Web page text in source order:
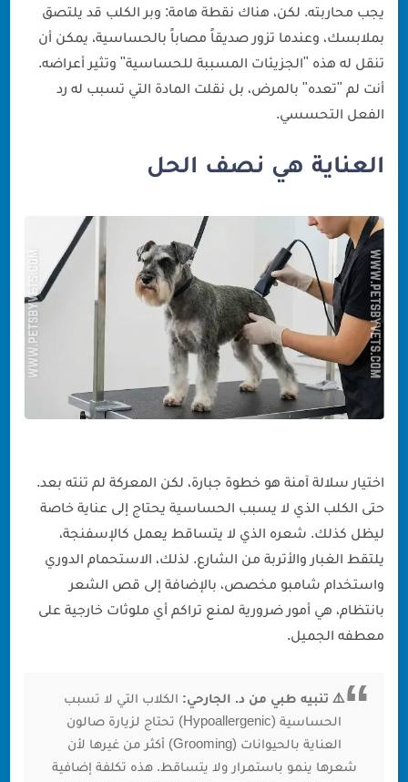
يجب محاربته. لكن، هناك نقطة هامة: وبر الكلب قد يلتصق
بملابسك، وعندما تزور صديقاً مصاباً بالحساسية، يمكن أن
تنقل له هذه "الجزيئات المسببة للحساسية" وتثير أعراضه.
أنت لم "تعده" بالمرض، بل نقلت المادة التي تسبب له رد
الفعل التحسسي.
العناية هي نصف الحل
اختيار سلالة آمنة هو خطوة جبارة، لكن المعركة لم تنته بعد.
حتى الكلب الذي لا يسبب الحساسية يحتاج إلى عناية خاصة
ليظل كذلك. شعره الذي لا يتساقط يعمل كالإسفنجة،
يلتقط الغبار والأتربة من الشارع. لذلك، الاستحمام الدوري
واستخدام شامبو مخصص، بالإضافة إلى قص الشعر
بانتظام، هي أمور ضرورية لمنع تراكم أي ملوثات خارجية على
معطفه الجميل.
⚠️ تنبيه طبي من د. الجارحي: الكلاب التي لا تسبب
الحساسية (Hypoallergenic) تحتاج لزيارة صالون
العناية بالحيوانات (Grooming) أكثر من غيرها لأن
شعرها ينمو باستمرار ولا يتساقط. هذه تكلفة إضافية